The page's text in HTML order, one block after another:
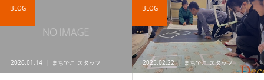
2026.01.14 まちでこ スタッフ
BLOG
2025.02.22 まちでこ スタッフ
BLOG